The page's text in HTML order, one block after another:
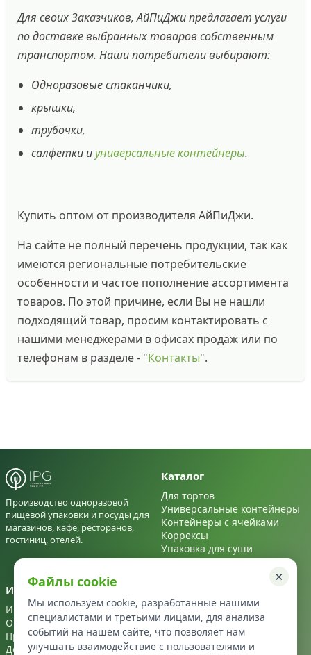
Для своих Заказчиков, АйПиДжи предлагает услуги
по доставке выбранных товаров собственным
транспортом. Наши потребители выбирают:
Одноразовые стаканчики,
крышки,
трубочки,
салфетки иуниверсальные контейнеры.
Купить оптом от производителя АйПиДжи.
На сайте не полный перечень продукции, так как
имеются региональные потребительские
особенности и частое пополнение ассортимента
товаров. По этой причине, если Вы не нашли
подходящий товар, просим контактировать с
нашими менеджерами в офисах продаж или по
телефонам в разделе - "Контакты".
Производство одноразовой
пищевой упаковки и посуды для
магазинов, кафе, ресторанов,
гостиниц, отелей.
Каталог
Для тортов
Универсальные контейнеры
Контейнеры с ячейками
Коррексы
Упаковка для суши
Для салатов
Информация
Информация
О нас
Производство
Доставка
+7 495 122 22 72
info@ipg-upakovka.ru
×
Файлы cookie
Мы используем cookie, разработанные нашими
специалистами и третьими лицами, для анализа
событий на нашем сайте, что позволяет нам
улучшать взаимодействие с пользователями и